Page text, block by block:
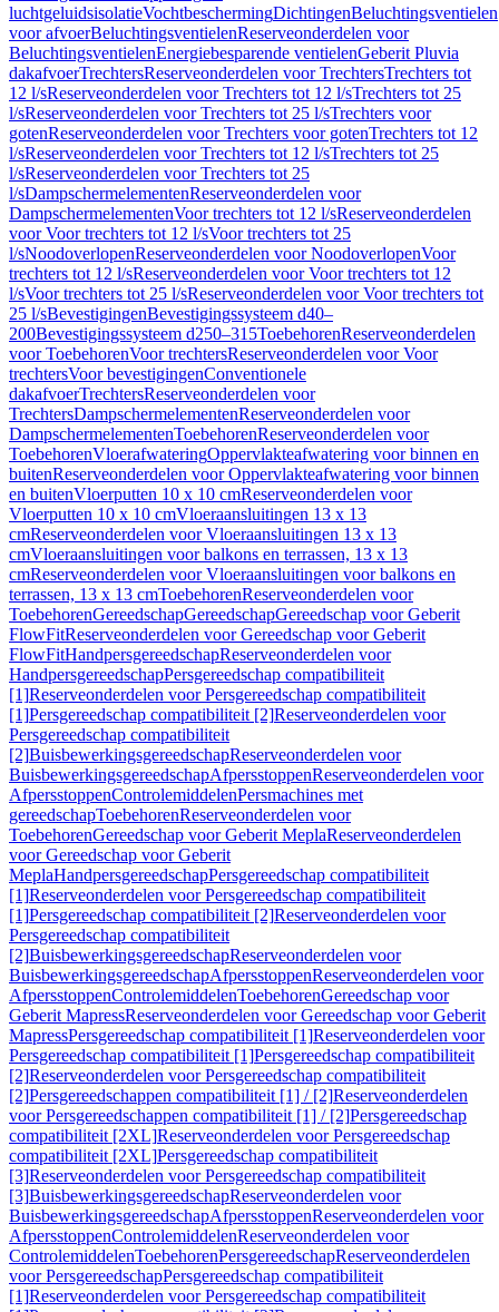
luchtgeluidsisolatieVochtbeschermingDichtingenBeluchtingsventielen
voor afvoerBeluchtingsventielenReserveonderdelen voor
BeluchtingsventielenEnergiebesparende ventielenGeberit Pluvia
dakafvoerTrechtersReserveonderdelen voor TrechtersTrechters tot
12 l/sReserveonderdelen voor Trechters tot 12 l/sTrechters tot 25
l/sReserveonderdelen voor Trechters tot 25 l/sTrechters voor
gotenReserveonderdelen voor Trechters voor gotenTrechters tot 12
l/sReserveonderdelen voor Trechters tot 12 l/sTrechters tot 25
l/sReserveonderdelen voor Trechters tot 25
l/sDampschermelementenReserveonderdelen voor
DampschermelementenVoor trechters tot 12 l/sReserveonderdelen
voor Voor trechters tot 12 l/sVoor trechters tot 25
l/sNoodoverlopenReserveonderdelen voor NoodoverlopenVoor
trechters tot 12 l/sReserveonderdelen voor Voor trechters tot 12
l/sVoor trechters tot 25 l/sReserveonderdelen voor Voor trechters tot
25 l/sBevestigingenBevestigingssysteem d40–
200Bevestigingssysteem d250–315ToebehorenReserveonderdelen
voor ToebehorenVoor trechtersReserveonderdelen voor Voor
trechtersVoor bevestigingenConventionele
dakafvoerTrechtersReserveonderdelen voor
TrechtersDampschermelementenReserveonderdelen voor
DampschermelementenToebehorenReserveonderdelen voor
ToebehorenVloerafwateringOppervlakteafwatering voor binnen en
buitenReserveonderdelen voor Oppervlakteafwatering voor binnen
en buitenVloerputten 10 x 10 cmReserveonderdelen voor
Vloerputten 10 x 10 cmVloeraansluitingen 13 x 13
cmReserveonderdelen voor Vloeraansluitingen 13 x 13
cmVloeraansluitingen voor balkons en terrassen, 13 x 13
cmReserveonderdelen voor Vloeraansluitingen voor balkons en
terrassen, 13 x 13 cmToebehorenReserveonderdelen voor
ToebehorenGereedschapGereedschapGereedschap voor Geberit
FlowFitReserveonderdelen voor Gereedschap voor Geberit
FlowFitHandpersgereedschapReserveonderdelen voor
HandpersgereedschapPersgereedschap compatibiliteit
[1]Reserveonderdelen voor Persgereedschap compatibiliteit
[1]Persgereedschap compatibiliteit [2]Reserveonderdelen voor
Persgereedschap compatibiliteit
[2]BuisbewerkingsgereedschapReserveonderdelen voor
BuisbewerkingsgereedschapAfpersstoppenReserveonderdelen voor
AfpersstoppenControlemiddelenPersmachines met
gereedschapToebehorenReserveonderdelen voor
ToebehorenGereedschap voor Geberit MeplaReserveonderdelen
voor Gereedschap voor Geberit
MeplaHandpersgereedschapPersgereedschap compatibiliteit
[1]Reserveonderdelen voor Persgereedschap compatibiliteit
[1]Persgereedschap compatibiliteit [2]Reserveonderdelen voor
Persgereedschap compatibiliteit
[2]BuisbewerkingsgereedschapReserveonderdelen voor
BuisbewerkingsgereedschapAfpersstoppenReserveonderdelen voor
AfpersstoppenControlemiddelenToebehorenGereedschap voor
Geberit MapressReserveonderdelen voor Gereedschap voor Geberit
MapressPersgereedschap compatibiliteit [1]Reserveonderdelen voor
Persgereedschap compatibiliteit [1]Persgereedschap compatibiliteit
[2]Reserveonderdelen voor Persgereedschap compatibiliteit
[2]Persgereedschappen compatibiliteit [1] / [2]Reserveonderdelen
voor Persgereedschappen compatibiliteit [1] / [2]Persgereedschap
compatibiliteit [2XL]Reserveonderdelen voor Persgereedschap
compatibiliteit [2XL]Persgereedschap compatibiliteit
[3]Reserveonderdelen voor Persgereedschap compatibiliteit
[3]BuisbewerkingsgereedschapReserveonderdelen voor
BuisbewerkingsgereedschapAfpersstoppenReserveonderdelen voor
AfpersstoppenControlemiddelenReserveonderdelen voor
ControlemiddelenToebehorenPersgereedschapReserveonderdelen
voor PersgereedschapPersgereedschap compatibiliteit
[1]Reserveonderdelen voor Persgereedschap compatibiliteit